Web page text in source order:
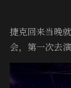
捷克回来当晚
会，第一次去